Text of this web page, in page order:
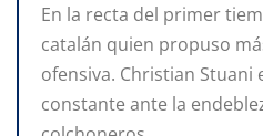
En la recta del primer
catalán quien propuso
ofensiva. Christian Stuani
constante ante la